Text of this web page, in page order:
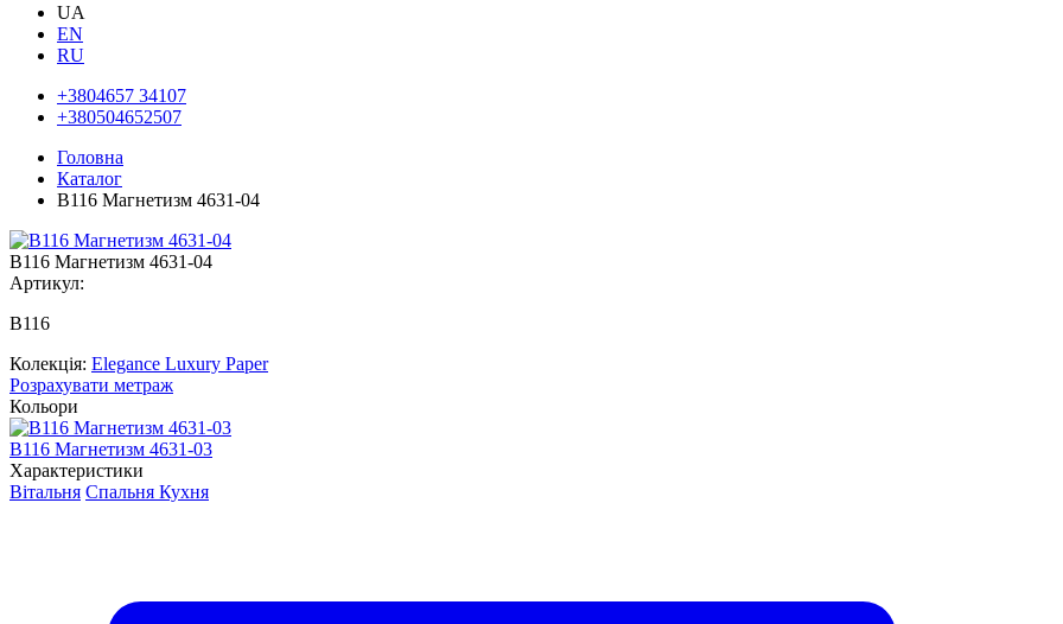
UA
EN
RU
+3804657 34107
+380504652507
Головна
Каталог
В116 Магнетизм 4631-04
В116 Магнетизм 4631-04
Артикул:
В116
Колекція: Elegance Luxury Paper
Розрахувати метраж
Кольори
В116 Магнетизм 4631-03
Характеристики
Вітальня Спальня Кухня